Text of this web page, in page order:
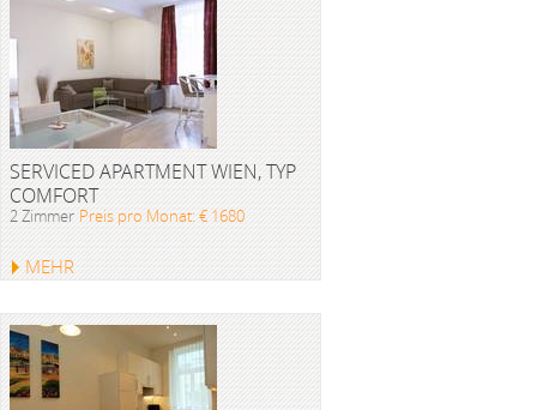
SERVICED APARTMENT WIEN, TYP
COMFORT
2 Zimmer Preis pro Monat: € 1680
MEHR